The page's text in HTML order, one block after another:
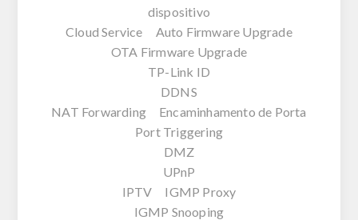
dispositivo
Cloud Service Auto Firmware Upgrade
OTA Firmware Upgrade
TP-Link ID
DDNS
NAT Forwarding Encaminhamento de Porta
Port Triggering
DMZ
UPnP
IPTV IGMP Proxy
IGMP Snooping